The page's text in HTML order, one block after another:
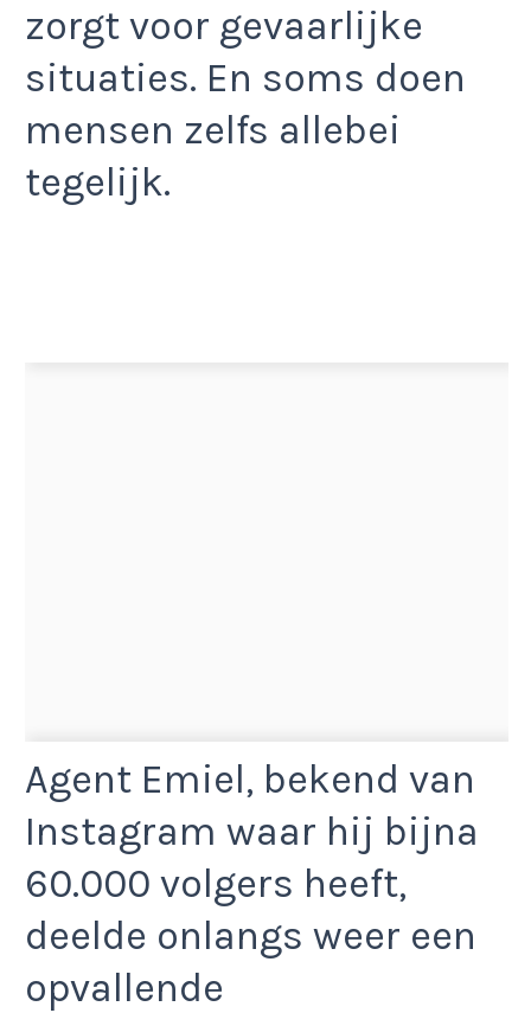
zorgt voor gevaarlijke
situaties. En soms doen
mensen zelfs allebei
tegelijk.
Agent Emiel, bekend van
Instagram waar hij bijna
60.000 volgers heeft,
deelde onlangs weer een
opvallende